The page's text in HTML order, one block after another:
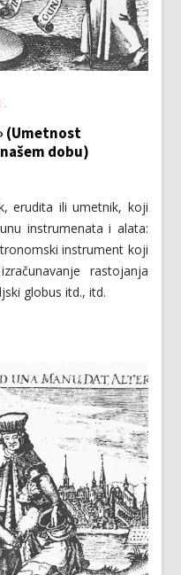
(Umetnost
dobu)
erudita ili umetnik, koji
instrumenata i alata:
instrument koji
rastojanja
globus itd., itd.